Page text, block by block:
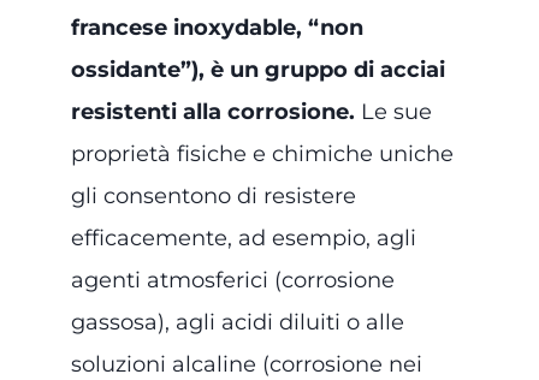
francese inoxydable, “non
ossidante”), è un gruppo di acciai
resistenti alla corrosione. Le sue
proprietà fisiche e chimiche uniche
gli consentono di resistere
efficacemente, ad esempio, agli
agenti atmosferici (corrosione
gassosa), agli acidi diluiti o alle
soluzioni alcaline (corrosione nei